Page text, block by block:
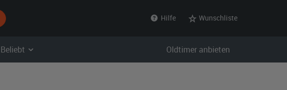
Hilfe Wunschliste
Beliebt Oldtimer anbieten